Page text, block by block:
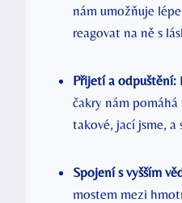
nám umožňuje
reagovat na ně s
Přijetí a odpuštění:
čakry nám
takové, jací jsme, a
Spojení s vyšším
mostem mezi